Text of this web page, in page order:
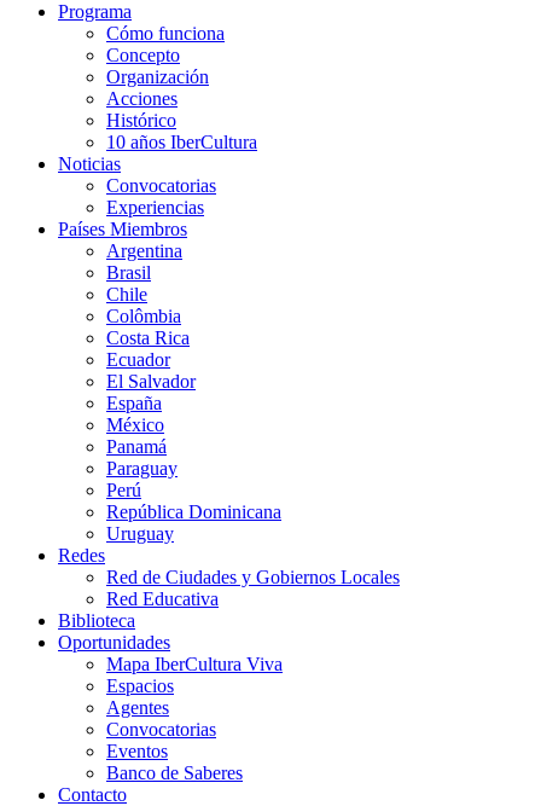
Programa
Cómo funciona
Concepto
Organización
Acciones
Histórico
10 años IberCultura
Noticias
Convocatorias
Experiencias
Países Miembros
Argentina
Brasil
Chile
Colômbia
Costa Rica
Ecuador
El Salvador
España
México
Panamá
Paraguay
Perú
República Dominicana
Uruguay
Redes
Red de Ciudades y Gobiernos Locales
Red Educativa
Biblioteca
Oportunidades
Mapa IberCultura Viva
Espacios
Agentes
Convocatorias
Eventos
Banco de Saberes
Contacto